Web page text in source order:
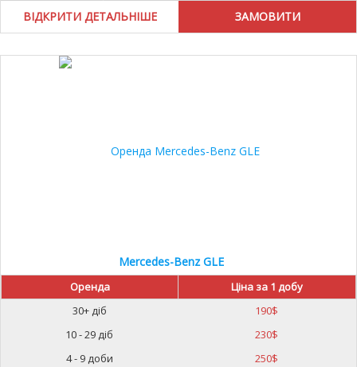
ВІДКРИТИ ДЕТАЛЬНІШЕ
Mercedes-Benz GLE
Оренда
Ціна за 1 добу
30+ діб
190$
10 - 29 діб
230$
4 - 9 доби
250$